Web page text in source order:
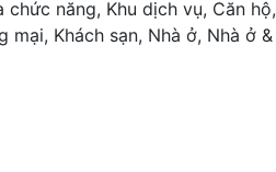
chức năng, Khu dịch vụ, Căn hộ,
Khách sạn, Nhà ở, Nhà ở &